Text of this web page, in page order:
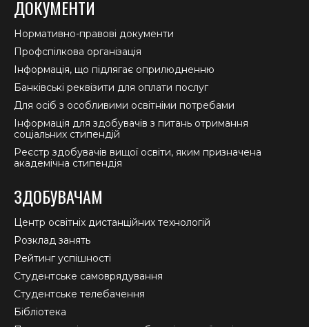
ДОКУМЕНТИ
Нормативно-правові документи
Профспілкова організація
Інформація, що підлягає оприлюдненню
Банківські реквізити для оплати послуг
Для осіб з особливими освітніми потребами
Інформація для здобувачів з питань отримання
соціальних стипендій
Реєстр здобувачів вищої освіти, яким призначена
академічна стипендія
ЗДОБУВАЧАМ
Центр освітніх дистанційних технологій
Розклад занять
Рейтинг успішності
Студентське самоврядування
Студентське телебачення
Бібліотека